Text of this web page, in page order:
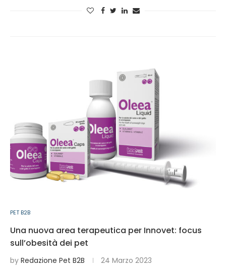
PET B2B
Una nuova area terapeutica per Innovet: focus
sull’obesità dei pet
by Redazione Pet B2B 24 Marzo 2023